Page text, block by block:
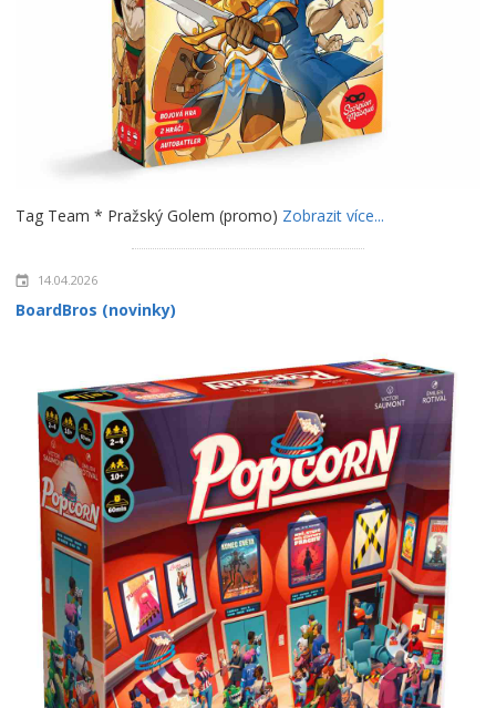
Tag Team * Pražský Golem (promo) Zobrazit více...
14.04.2026
BoardBros (novinky)